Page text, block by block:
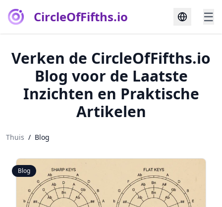
CircleOfFifths.io ☰
Verken de CircleOfFifths.io
Blog voor de Laatste
Inzichten en Praktische
Artikelen
Thuis / Blog
Blog